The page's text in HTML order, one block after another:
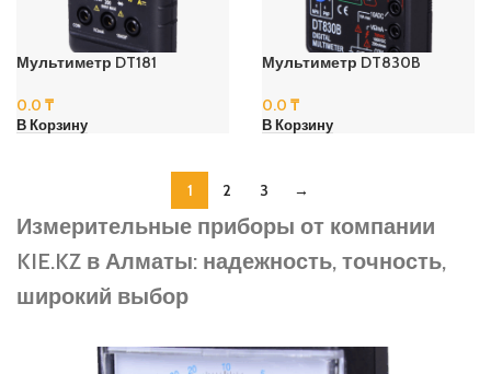
Мультиметр DT181
0.0 ₸
В Корзину
Мультиметр DT830B
0.0 ₸
В Корзину
1 2 3 →
Измерительные приборы от компании
KIE.KZ в Алматы: надежность, точность,
широкий выбор